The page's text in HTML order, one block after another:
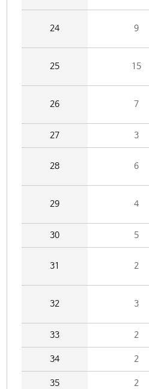
24 9
25 15
26 7
27 3
28 6
29 4
30 5
31 2
32 3
33 2
34 2
35 2